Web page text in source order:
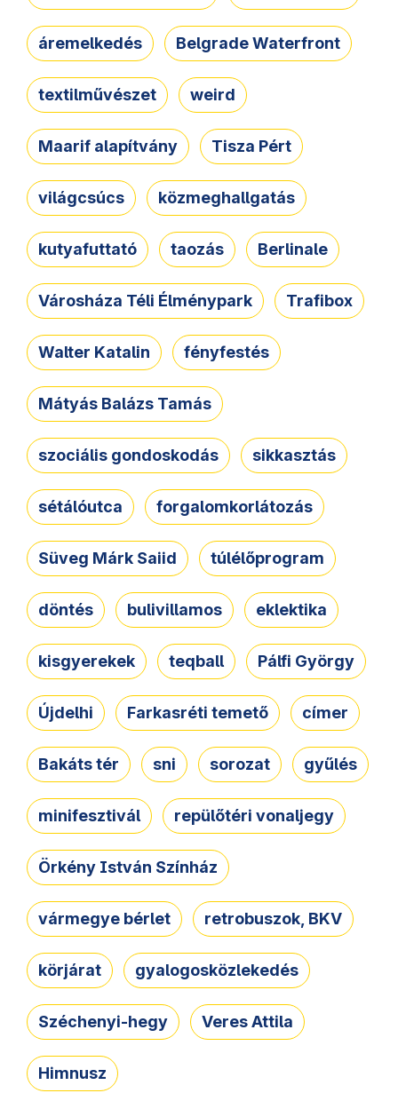
áremelkedés Belgrade Waterfront
textilművészet weird
Maarif alapítvány Tisza Pért
világcsúcs közmeghallgatás
kutyafuttató taozás Berlinale
Városháza Téli Élménypark Trafibox
Walter Katalin fényfestés
Mátyás Balázs Tamás
szociális gondoskodás sikkasztás
sétálóutca forgalomkorlátozás
Süveg Márk Saiid túlélőprogram
döntés bulivillamos eklektika
kisgyerekek teqball Pálfi György
Újdelhi Farkasréti temető címer
Bakáts tér sni sorozat gyűlés
minifesztivál repülőtéri vonaljegy
Örkény István Színház
vármegye bérlet retrobuszok, BKV
körjárat gyalogosközlekedés
Széchenyi-hegy Veres Attila
Himnusz